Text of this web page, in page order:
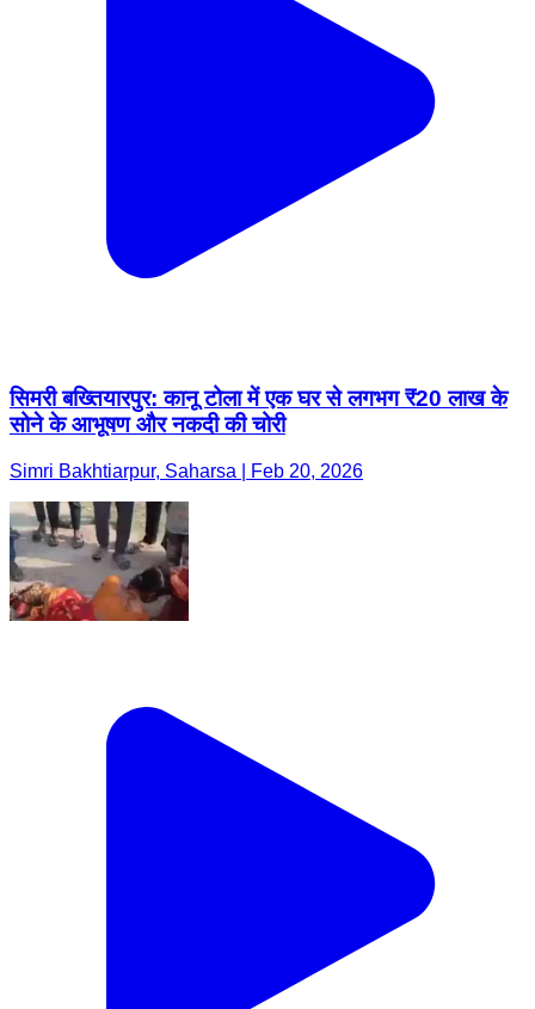
सिमरी बख्तियारपुर: कानू टोला में एक घर से लगभग ₹20 लाख के
सोने के आभूषण और नकदी की चोरी
Simri Bakhtiarpur, Saharsa | Feb 20, 2026